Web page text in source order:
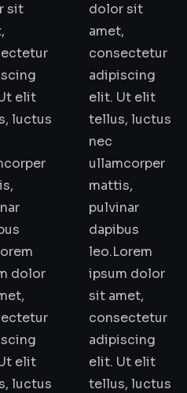
sit
elit
luctus
dolor
elit
luctus
dolor sit
amet,
consectetur
adipiscing
elit. Ut elit
tellus, luctus
nec
ullamcorper
mattis,
pulvinar
dapibus
leo.Lorem
ipsum dolor
sit amet,
consectetur
adipiscing
elit. Ut elit
tellus, luctus